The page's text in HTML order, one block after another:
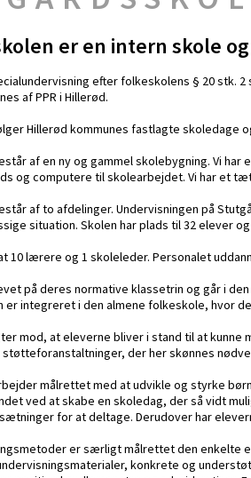
er en intern skole
efter folkeskolens § 20 stk.
af PPR i Hillerød.
Hillerød kommunes fastlagte skoledage
af en ny og gammel skolebygning. Vi
og computere til skolearbejdet. Vi har et
af to afdelinger. Undervisningen på
situation. Skolen har plads til 32 elever
10 lærere og 1 skoleleder. Personalet
på deres normative klassetrin og går i
er integreret i den almene folkeskole, hvor
mod, at eleverne bliver i stand til at
der her skønnes
målrettet med at udvikle og styrke
ved at skabe en skoledag, der så vidt
for at deltage. Derudover har
er særligt målrettet den enkelte
konkrete og